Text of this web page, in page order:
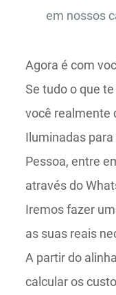
em nossos
Agora é com
Se tudo o que
você realmente
Iluminadas
Pessoa, entre
através do
Iremos fazer
as suas reais
A partir do
calcular os